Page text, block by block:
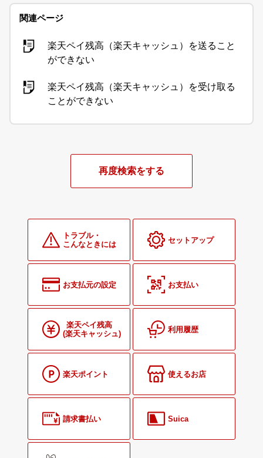
関連ページ
楽天ペイ残高（楽天キャッシュ）を送ること
ができない
楽天ペイ残高（楽天キャッシュ）を受け取る
ことができない
再度検索をする
トラブル・
こんなときには
セットアップ
お支払元の設定 お支払い
楽天ペイ残高
(楽天キャッシュ)
利用履歴
楽天ポイント 使えるお店
請求書払い Suica